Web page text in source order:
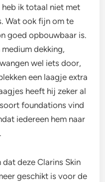
ik totaal niet met
Wat ook fijn om te
goed opbouwbaar is.
dekking,
wel iets door,
een laagje extra
heeft hij zeker al
foundations vind
iedereen hem naar
deze Clarins Skin
geschikt is voor de